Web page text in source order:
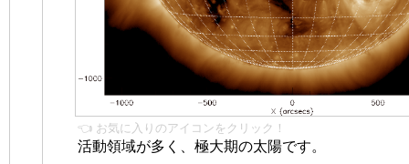
👈 お気に入りのアイコンをクリック！
活動領域が多く、極大期の太陽です。